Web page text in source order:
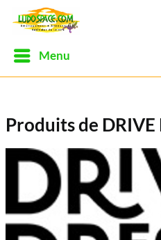
Menu
Produits de DRIVE